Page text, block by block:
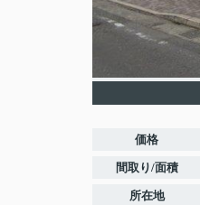
価格
間取り/面積
所在地